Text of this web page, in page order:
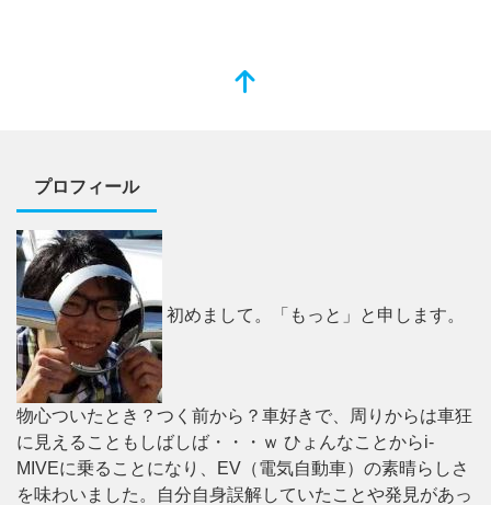
プロフィール
初めまして。「もっと」と申します。
物心ついたとき？つく前から？車好きで、周りからは車狂
に見えることもしばしば・・・ｗ ひょんなことからi-
MIVEに乗ることになり、EV（電気自動車）の素晴らしさ
を味わいました。自分自身誤解していたことや発見があっ